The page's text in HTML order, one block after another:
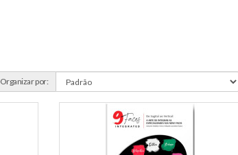
Organizar por: